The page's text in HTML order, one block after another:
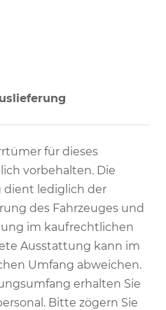
für dieses
vorbehalten. Die
dient lediglich der
des Fahrzeuges und
im kaufrechtlichen
Ausstattung kann im
Umfang abweichen.
erhalten Sie
Bitte zögern Sie